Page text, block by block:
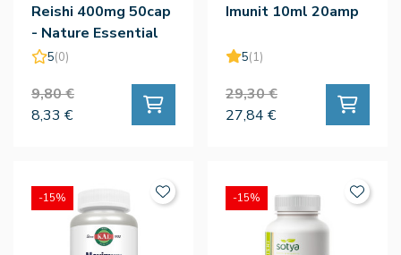
Reishi 400mg 50cap
- Nature Essential
5(0)
9,80 €
8,33 €
Imunit 10ml 20amp
5(1)
29,30 €
27,84 €
-15% -15%